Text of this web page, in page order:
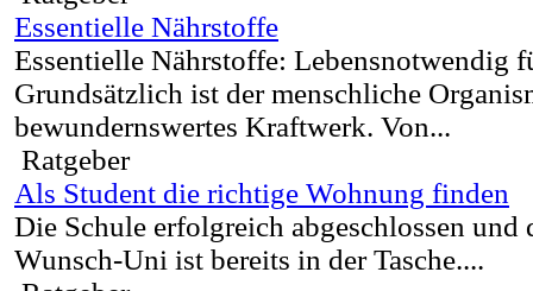
Essentielle Nährstoffe
Essentielle Nährstoffe: Lebensnotwendig
Grundsätzlich ist der menschliche
bewundernswertes Kraftwerk. Von...
Ratgeber
Als Student die richtige Wohnung finden
Die Schule erfolgreich abgeschlossen und
Wunsch-Uni ist bereits in der Tasche....